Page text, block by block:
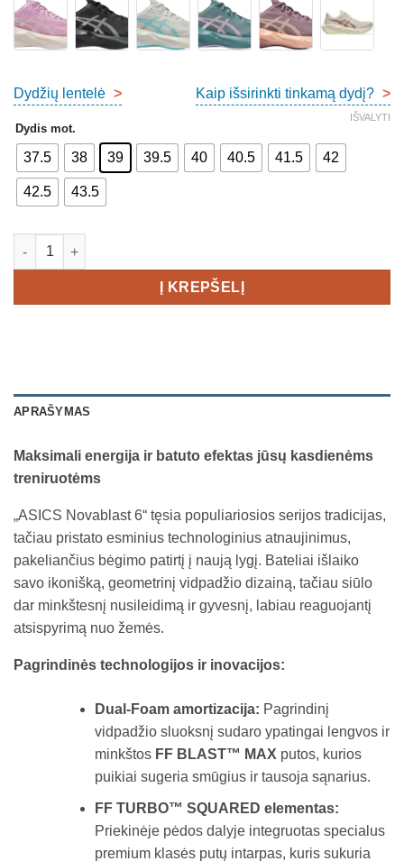
Dydžių lentelė > Kaip išsirinkti tinkamą dydį? >
Dydis mot.
37.5 38 39 39.5 40 40.5 41.5 42
42.5 43.5
IŠVALYTI
produkto kiekis: Asics Novablast 6 Women's
Į KREPŠELĮ
APRAŠYMAS
Maksimali energija ir batuto efektas jūsų kasdienėms
treniruotėms
„ASICS Novablast 6“ tęsia populiariosios serijos tradicijas,
tačiau pristato esminius technologinius atnaujinimus,
pakeliančius bėgimo patirtį į naują lygį. Bateliai išlaiko
savo ikonišką, geometrinį vidpadžio dizainą, tačiau siūlo
dar minkštesnį nusileidimą ir gyvesnį, labiau reaguojantį
atsispyrimą nuo žemės.
Pagrindinės technologijos ir inovacijos:
Dual-Foam amortizacija: Pagrindinį
vidpadžio sluoksnį sudaro ypatingai lengvos ir
minkštos FF BLAST™ MAX putos, kurios
puikiai sugeria smūgius ir tausoja sąnarius.
FF TURBO™ SQUARED elementas:
Priekinėje pėdos dalyje integruotas specialus
premium klasės putų intarpas, kuris sukuria